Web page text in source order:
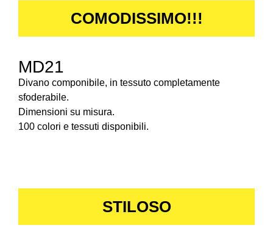
COMODISSIMO!!!
MD21
Divano componibile, in tessuto completamente
sfoderabile.
Dimensioni su misura.
100 colori e tessuti disponibili.
STILOSO